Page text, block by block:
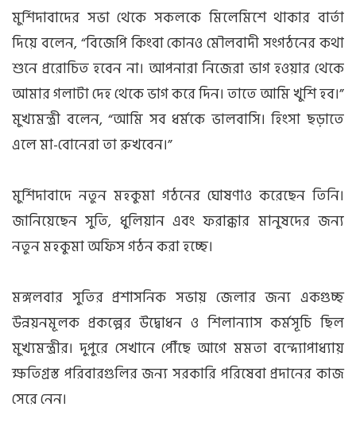
মুর্শিদাবাদের সভা থেকে সকলকে মিলেমিশে থাকার বার্তা
দিয়ে বলেন, “বিজেপি কিংবা কোনও মৌলবাদী সংগঠনের কথা
শুনে প্ররোচিত হবেন না। আপনারা নিজেরা ভাগ হওয়ার থেকে
আমার গলাটা দেহ থেকে ভাগ করে দিন। তাতে আমি খুশি হব।”
মুখ্যমন্ত্রী বলেন, “আমি সব ধর্মকে ভালবাসি। হিংসা ছড়াতে
এলে মা-বোনেরা তা রুখবেন।”
মুর্শিদাবাদে নতুন মহকুমা গঠনের ঘোষণাও করেছেন তিনি।
জানিয়েছেন সুতি, ধুলিয়ান এবং ফরাক্কার মানুষদের জন্য
নতুন মহকুমা অফিস গঠন করা হচ্ছে।
মঙ্গলবার সুতির প্রশাসনিক সভায় জেলার জন্য একগুচ্ছ
উন্নয়নমূলক প্রকল্পের উদ্বোধন ও শিলান্যাস কর্মসূচি ছিল
মুখ্যমন্ত্রীর। দুপুরে সেখানে পৌঁছে আগে মমতা বন্দ্যোপাধ্যায়
ক্ষতিগ্রস্ত পরিবারগুলির জন্য সরকারি পরিষেবা প্রদানের কাজ
সেরে নেন।